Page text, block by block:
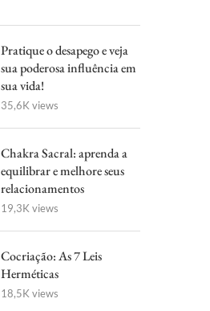
Pratique o desapego e veja
sua poderosa influência em
sua vida!
35,6K views
Chakra Sacral: aprenda a
equilibrar e melhore seus
relacionamentos
19,3K views
Cocriação: As 7 Leis
Herméticas
18,5K views